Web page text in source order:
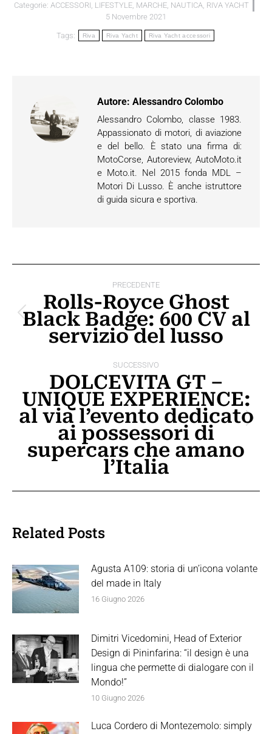
Categorie: ACCESSORI, LIFESTYLE, MARCHE, NAUTICA, RIVA YACHT
5 Novembre 2021
Tags: Riva Riva Yacht Riva Yacht accessori
Autore: Alessandro Colombo
Alessandro Colombo, classe 1983.
Appassionato di motori, di aviazione
e del bello. È stato una firma di:
MotoCorse, Autoreview, AutoMoto.it
e Moto.it. Nel 2015 fonda MDL –
Motori Di Lusso. È anche istruttore
di guida sicura e sportiva.
PRECEDENTE
Post
precedente:
Rolls-Royce Ghost
Black Badge: 600 CV al
servizio del lusso
SUCCESSIVO
Prossimo
post:
DOLCEVITA GT –
UNIQUE EXPERIENCE:
al via l’evento dedicato
ai possessori di
supercars che amano
l’Italia
Related Posts
Agusta A109: storia di un’icona volante
del made in Italy
16 Giugno 2026
Dimitri Vicedomini, Head of Exterior
Design di Pininfarina: “il design è una
lingua che permette di dialogare con il
Mondo!”
10 Giugno 2026
Luca Cordero di Montezemolo: simply